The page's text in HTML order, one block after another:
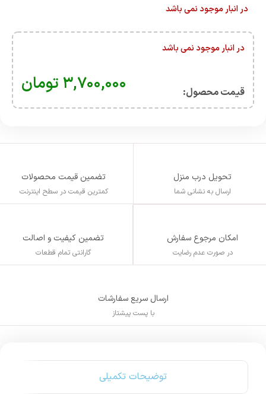
در انبار موجود نمی باشد
در انبار موجود نمی باشد
قیمت محصول:​ ۳,۷۰۰,۰۰۰ تومان
تحویل درب منزل
ارسال به نشانی شما
تضمین قیمت محصولات
کمترین قیمت در سطح اینترنت
امکان مرجوع سفارش
در صورت عدم رضایت
تضمین کیفیت و اصالت
گارانتی تمام قطعات
ارسال سریع سفارشات
با پست پیشتاز
توضیحات تکمیلی